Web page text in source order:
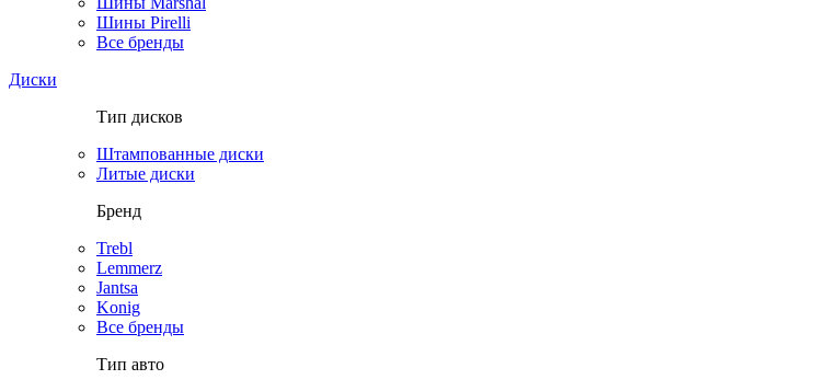
Шины Pirelli
Все бренды
Диски
Тип дисков
Штампованные диски
Литые диски
Бренд
Trebl
Lemmerz
Jantsa
Konig
Все бренды
Тип авто